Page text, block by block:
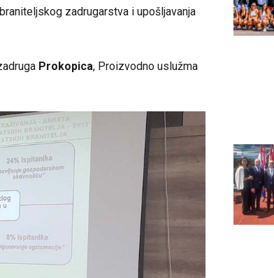
zadrugarstva i upošljavanja
Prokopica, Proizvodno uslužma